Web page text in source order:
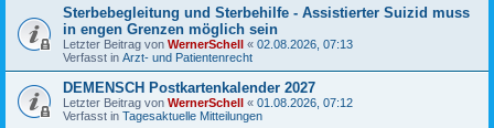
Sterbebegleitung und Sterbehilfe - Assistierter Suizid muss
in engen Grenzen möglich sein
Letzter Beitrag von WernerSchell « 02.08.2026, 07:13
Verfasst in Arzt- und Patientenrecht
DEMENSCH Postkartenkalender 2027
Letzter Beitrag von WernerSchell « 01.08.2026, 07:12
Verfasst in Tagesaktuelle Mitteilungen